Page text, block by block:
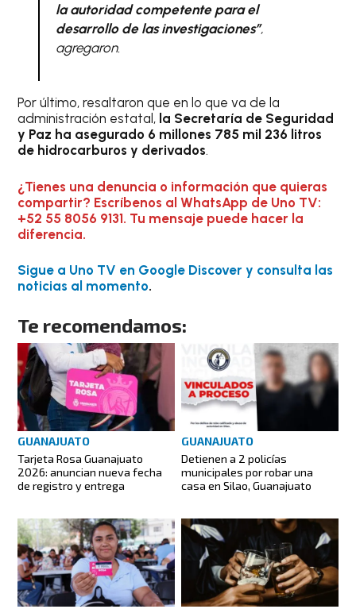
la autoridad competente para el
desarrollo de las investigaciones”,
agregaron.
Por último, resaltaron que en lo que va de la
administración estatal, la Secretaría de Seguridad
y Paz ha asegurado 6 millones 785 mil 236 litros
de hidrocarburos y derivados.
¿Tienes una denuncia o información que quieras
compartir? Escríbenos al WhatsApp de Uno TV:
+52 55 8056 9131. Tu mensaje puede hacer la
diferencia.
Sigue a Uno TV en Google Discover y consulta las
noticias al momento.
Te recomendamos:
GUANAJUATO
Tarjeta Rosa Guanajuato
2026: anuncian nueva fecha
de registro y entrega
GUANAJUATO
Detienen a 2 policías
municipales por robar una
casa en Silao, Guanajuato